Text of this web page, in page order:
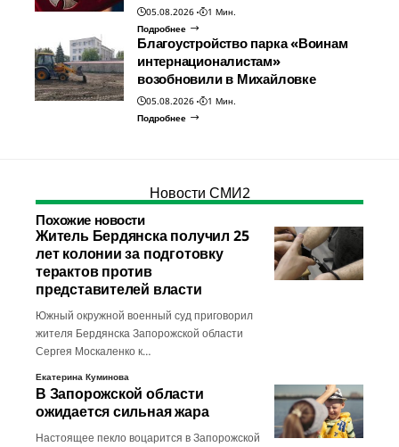
05.08.2026
1 Мин.
Подробнее
Благоустройство парка «Воинам
интернационалистам»
возобновили в Михайловке
05.08.2026
1 Мин.
Подробнее
Новости СМИ2
Похожие новости
Житель Бердянска получил 25
лет колонии за подготовку
терактов против
представителей власти
Южный окружной военный суд приговорил
жителя Бердянска Запорожской области
Сергея Москаленко к…
Екатерина Куминова
В Запорожской области
ожидается сильная жара
Настоящее пекло воцарится в Запорожской